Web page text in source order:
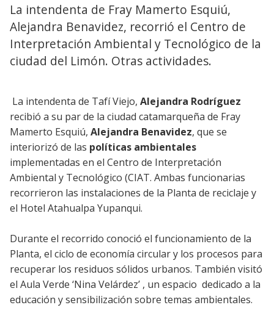
La intendenta de Fray Mamerto Esquiú,
Alejandra Benavidez, recorrió el Centro de
Interpretación Ambiental y Tecnológico de la
ciudad del Limón. Otras actividades.
La intendenta de Tafí Viejo, Alejandra Rodríguez
recibió a su par de la ciudad catamarqueña de Fray
Mamerto Esquiú, Alejandra Benavidez, que se
interiorizó de las políticas ambientales
implementadas en el Centro de Interpretación
Ambiental y Tecnológico (CIAT. Ambas funcionarias
recorrieron las instalaciones de la Planta de reciclaje y
el Hotel Atahualpa Yupanqui.
Durante el recorrido conoció el funcionamiento de la
Planta, el ciclo de economía circular y los procesos para
recuperar los residuos sólidos urbanos. También visitó
el Aula Verde ‘Nina Velárdez’ , un espacio dedicado a la
educación y sensibilización sobre temas ambientales.